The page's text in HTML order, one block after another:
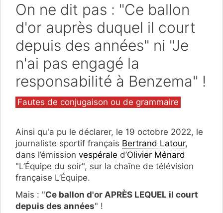
On ne dit pas : "Ce ballon
d'or auprès duquel il court
depuis des années" ni "Je
n'ai pas engagé la
responsabilité à Benzema" !
Catégories
Fautes de conjugaison ou de grammaire
Ainsi qu'a pu le déclarer, le 19 octobre 2022, le
journaliste sportif français Bertrand Latour,
dans l’émission vespérale d’Olivier Ménard
"L’Équipe du soir", sur la chaîne de télévision
française L’Équipe.
Mais : "Ce ballon d'or APRÈS LEQUEL il court
depuis des années" !